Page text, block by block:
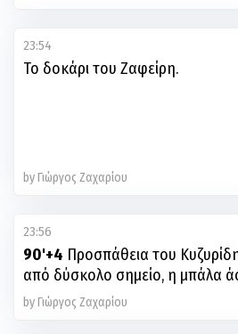
23:54
Το δοκάρι του Ζαφείρη.
by Γιώργος Ζαχαρίου
23:56
90'+4 Προσπάθεια του
από δύσκολο σημείο, η μπάλα
by Γιώργος Ζαχαρίου